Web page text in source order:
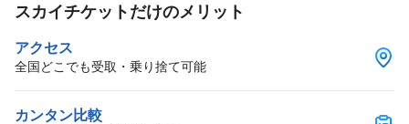
スカイチケットだけのメリット
アクセス
全国どこでも受取・乗り捨て可能
カンタン比較